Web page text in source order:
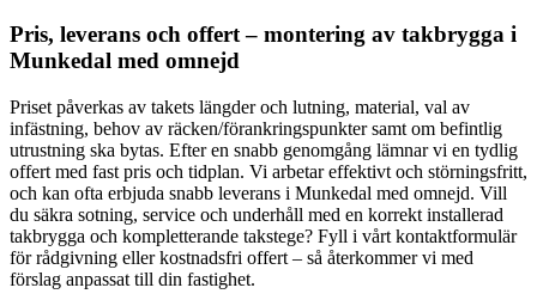
Pris, leverans och offert – montering av takbrygga i
Munkedal med omnejd
Priset påverkas av takets längder och lutning, material, val av
infästning, behov av räcken/förankringspunkter samt om befintlig
utrustning ska bytas. Efter en snabb genomgång lämnar vi en tydlig
offert med fast pris och tidplan. Vi arbetar effektivt och störningsfritt,
och kan ofta erbjuda snabb leverans i Munkedal med omnejd. Vill
du säkra sotning, service och underhåll med en korrekt installerad
takbrygga och kompletterande takstege? Fyll i vårt kontaktformulär
för rådgivning eller kostnadsfri offert – så återkommer vi med
förslag anpassat till din fastighet.